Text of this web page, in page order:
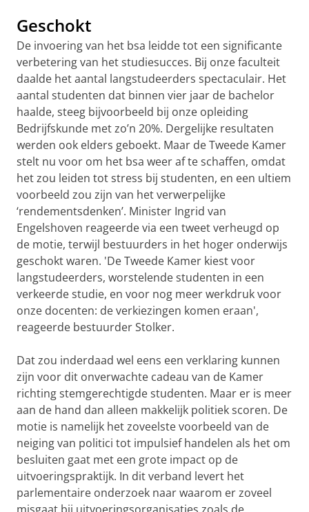
Geschokt
De invoering van het bsa leidde tot een significante
verbetering van het studiesucces. Bij onze faculteit
daalde het aantal langstudeerders spectaculair. Het
aantal studenten dat binnen vier jaar de bachelor
haalde, steeg bijvoorbeeld bij onze opleiding
Bedrijfskunde met zo’n 20%. Dergelijke resultaten
werden ook elders geboekt. Maar de Tweede Kamer
stelt nu voor om het bsa weer af te schaffen, omdat
het zou leiden tot stress bij studenten, en een ultiem
voorbeeld zou zijn van het verwerpelijke
‘rendementsdenken’. Minister Ingrid van
Engelshoven reageerde via een tweet verheugd op
de motie, terwijl bestuurders in het hoger onderwijs
geschokt waren. 'De Tweede Kamer kiest voor
langstudeerders, worstelende studenten in een
verkeerde studie, en voor nog meer werkdruk voor
onze docenten: de verkiezingen komen eraan',
reageerde bestuurder Stolker.
Dat zou inderdaad wel eens een verklaring kunnen
zijn voor dit onverwachte cadeau van de Kamer
richting stemgerechtigde studenten. Maar er is meer
aan de hand dan alleen makkelijk politiek scoren. De
motie is namelijk het zoveelste voorbeeld van de
neiging van politici tot impulsief handelen als het om
besluiten gaat met een grote impact op de
uitvoeringspraktijk. In dit verband levert het
parlementaire onderzoek naar waarom er zoveel